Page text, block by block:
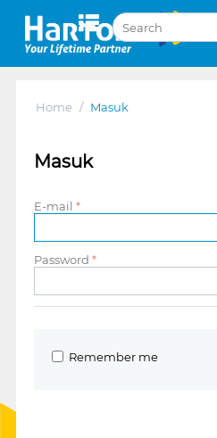
Home / Masuk
Masuk
E-mail
Password
Remember me